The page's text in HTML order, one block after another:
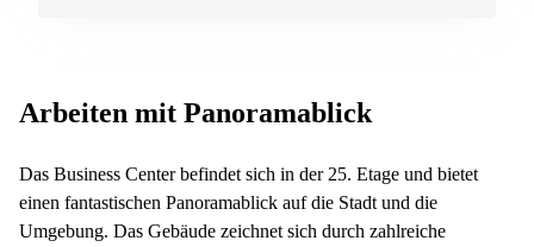
Arbeiten mit Panoramablick
Das Business Center befindet sich in der 25. Etage und bietet
einen fantastischen Panoramablick auf die Stadt und die
Umgebung. Das Gebäude zeichnet sich durch zahlreiche